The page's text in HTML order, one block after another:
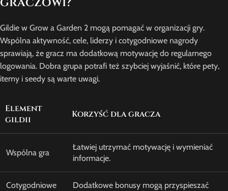
Gildie w Grow a Garden 2 mogą pomagać w organizacji gry.
Wspólna aktywność, cele, liderzy i cotygodniowe nagrody
sprawiają, że gracz ma dodatkową motywację do regularnego
logowania. Dobra grupa potrafi też szybciej wyjaśnić, które pety,
itemy i seedy są warte uwagi.
Element
gildii
Korzyść dla gracza
Wspólna gra
Łatwiej utrzymać motywację i wymieniać
informacje.
Cotygodniowe
Dodatkowe bonusy mogą przyspieszać